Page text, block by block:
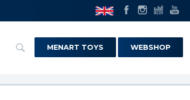
MENART TOYS WEBSHOP